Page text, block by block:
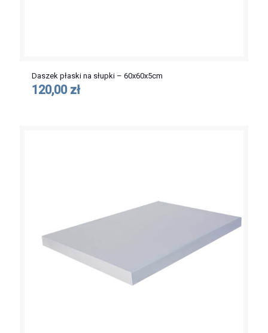
Daszek płaski na słupki – 60x60x5cm
120,00 zł